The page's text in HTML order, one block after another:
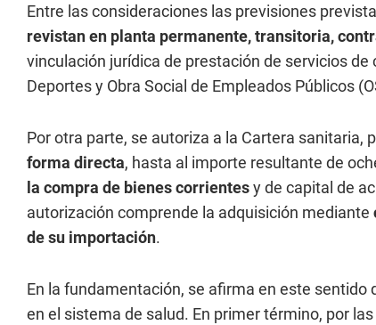
Entre las consideraciones las previsiones
revistan en planta permanente, transitoria,
vinculación jurídica de prestación de servicios
Deportes y Obra Social de Empleados Públicos
Por otra parte, se autoriza a la Cartera sanitaria,
forma directa, hasta al importe resultante de
la compra de bienes corrientesy de capital de
autorización comprende la adquisición mediante
de su importación.
En la fundamentación, se afirma en este
en el sistema de salud. En primer término, por